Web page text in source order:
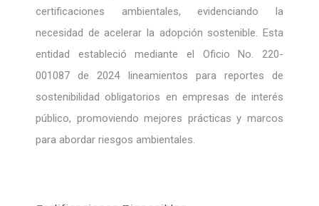
certificaciones ambientales, evidenciando la
necesidad de acelerar la adopción sostenible. Esta
entidad estableció mediante el Oficio No. 220-
001087 de 2024 lineamientos para reportes de
sostenibilidad obligatorios en empresas de interés
público, promoviendo mejores prácticas y marcos
para abordar riesgos ambientales.